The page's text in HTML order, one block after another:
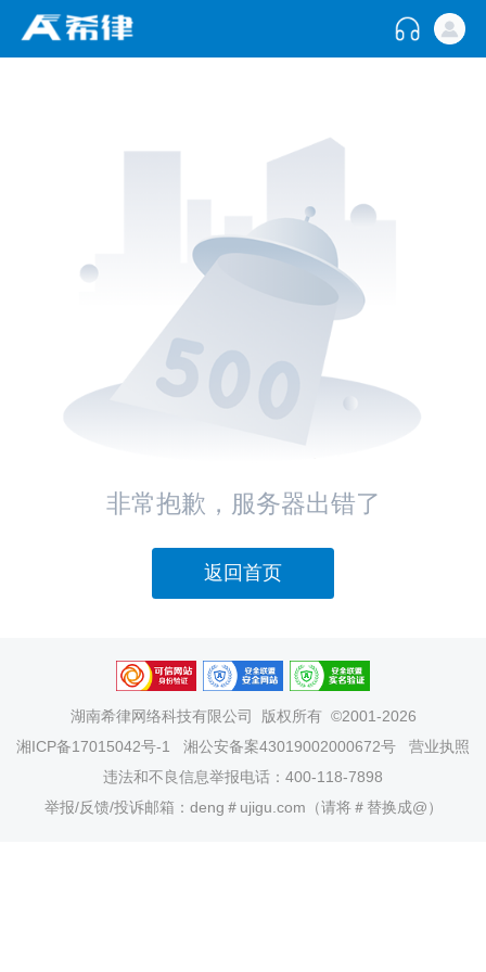
非常抱歉，服务器出错了
返回首页
湖南希律网络科技有限公司
版权所有 ©2001-2026
湘ICP备17015042号-1
湘公安备案43019002000672号
营业执照
违法和不良信息举报电话：400-118-7898
举报/反馈/投诉邮箱：deng＃ujigu.com（请将＃替换成@）